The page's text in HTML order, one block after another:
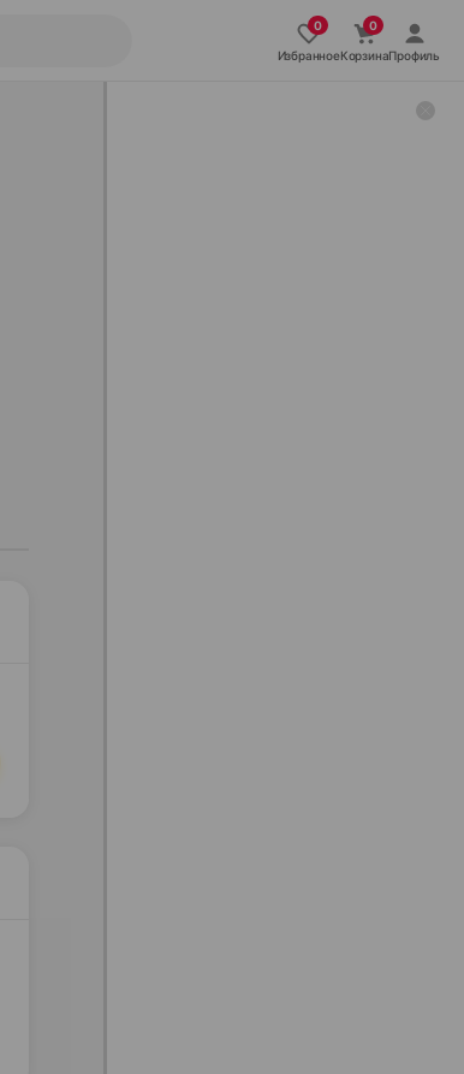
ИзбранноеКорзинаПрофиль